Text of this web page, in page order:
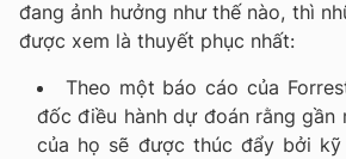
đang ảnh hưởng như thế nào, thì
được xem là thuyết phục nhất:
Theo một báo cáo của
đốc điều hành dự đoán rằng gần
của họ sẽ được thúc đẩy bởi